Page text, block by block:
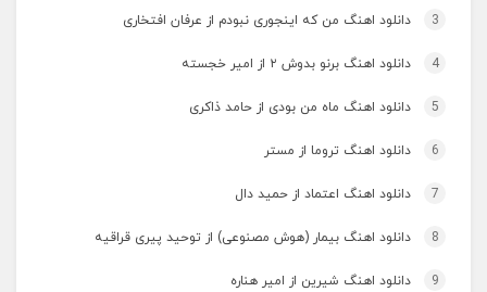
3 دانلود اهنگ من که اینجوری نبودم از عرفان افتخاری
4 دانلود اهنگ برنو بدوش ۲ از امیر خجسته
5 دانلود اهنگ ماه من بودی از حامد ذاکری
6 دانلود اهنگ تروما از مستر
7 دانلود اهنگ اعتماد از حمید دال
8 دانلود اهنگ بیمار (هوش مصنوعی) از توحید پیری قراقیه
9 دانلود اهنگ شیرین از امیر هناره